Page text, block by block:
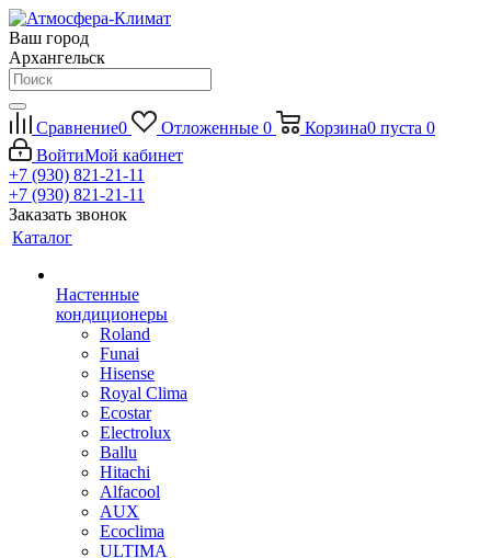
Ваш город
Архангельск
Сравнение0 Отложенные 0 Корзина0 пуста 0
ВойтиМой кабинет
+7 (930) 821-21-11
+7 (930) 821-21-11
Заказать звонок
Каталог
Настенные
кондиционеры
Roland
Funai
Hisense
Royal Clima
Ecostar
Electrolux
Ballu
Hitachi
Alfacool
AUX
Ecoclima
ULTIMA